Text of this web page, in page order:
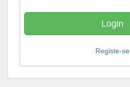
Login
Registe-se